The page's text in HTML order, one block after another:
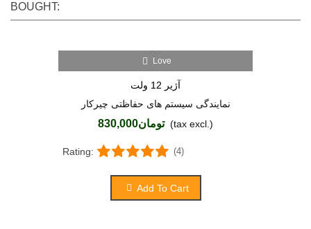
BOUGHT:
Love
آژیر 12 ولت
نمایندگی سیستم های حفاظتی چیرکار
تومان830,000 (tax excl.)
Rating: (4)
Add To Cart